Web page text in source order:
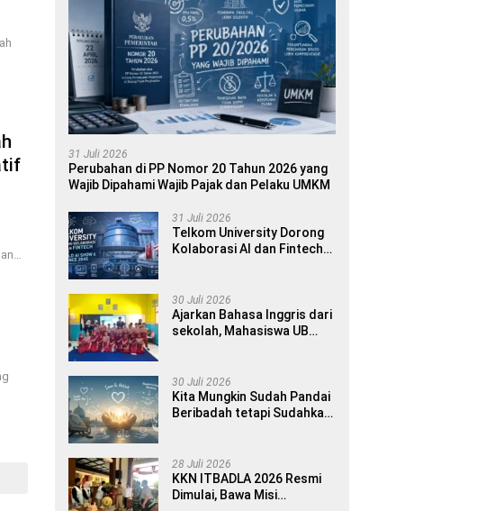
31 Juli 2026
Perubahan di PP Nomor 20 Tahun 2026 yang
Wajib Dipahami Wajib Pajak dan Pelaku UMKM
31 Juli 2026
Telkom University Dorong
Kolaborasi AI dan Fintech
30 Juli 2026
Ajarkan Bahasa Inggris dari
sekolah, Mahasiswa UB
Introduce Yourself di SDN
1 Sumberngepoh
30 Juli 2026
Kita Mungkin Sudah Pandai
Beribadah tetapi Sudahkah
28 Juli 2026
KKN ITBADLA 2026 Resmi
Dimulai, Bawa Misi